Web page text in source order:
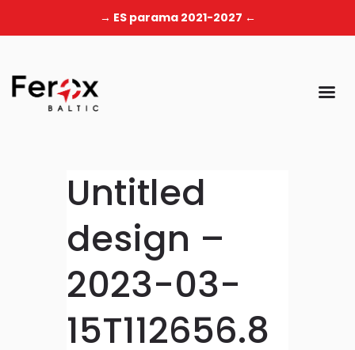
→ ES parama 2021-2027 ←
Untitled
design –
2023-03-
15T112656.8